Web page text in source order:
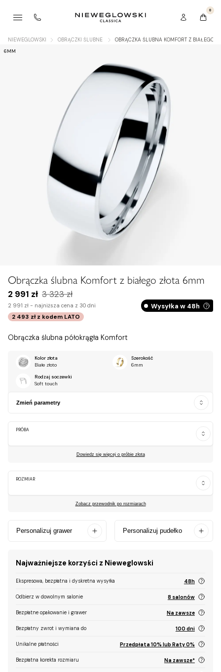
0
NIEWEGLOWSKI OBRĄCZKI ŚLUBNE OBRĄCZKA ŚLUBNA KOMFORT Z BIAŁEGO
6MM
Obrączka ślubna Komfort z białego złota 6mm
2 991 zł 3 323 zł
2 991 zł - najniższa cena z 30 dni
2 493 zł z kodem LATO
Wysyłka w 48h
Obrączka ślubna półokrągła Komfort
Kolor złota
Białe złoto
Szerokość
6mm
Rodzaj soczewki
Soft touch
Zmień parametry
PRÓBA
Dowiedz się więcej o próbie złota
ROZMIAR
Zobacz przewodnik po rozmiarach
Personalizuj grawer Personalizuj pudełko
Najważniejsze korzyści z Nieweglowski
Ekspresowa, bezpłatna i dyskretna wysyłka 48h
Odbierz w dowolnym salonie 8 salonów
Bezpłatne opakowanie i grawer Na zawsze
Bezpłatny zwrot i wymiana do 100 dni
Unikalne płatności Przedpłata 10% lub Raty 0%
Bezpłatna korekta rozmiaru Na zawsze*